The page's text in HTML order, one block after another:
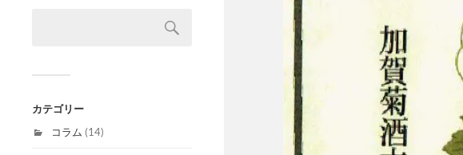
カテゴリー
コラム (14)